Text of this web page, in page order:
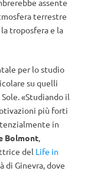
assente
terrestre
troposfera e la
per lo studio
su quelli
«Studiando il
più forti
in
Bolmont,
del Life in
di Ginevra, dove